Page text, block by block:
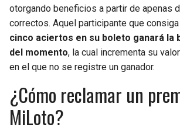
otorgando beneficios a partir de apenas
correctos. Aquel participante que
cinco aciertos en su boleto ganará la
del momento, la cual incrementa su
en el que no se registre un ganador.
¿Cómo reclamar un
MiLoto?